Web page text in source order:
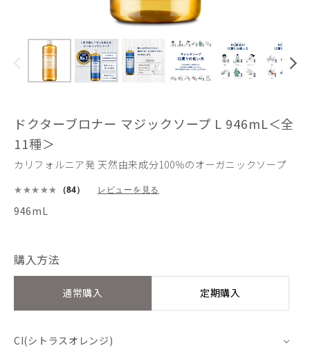
ドクターブロナー マジックソープ L 946mL＜全
11種＞
カリフォルニア発 天然由来成分100％のオーガニックソープ
購入方法
通常購入 定期購入
（84） レビューを見る
946mL
CI(シトラスオレンジ)